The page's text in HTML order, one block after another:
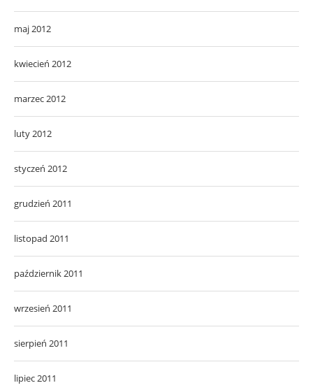
maj 2012
kwiecień 2012
marzec 2012
luty 2012
styczeń 2012
grudzień 2011
listopad 2011
październik 2011
wrzesień 2011
sierpień 2011
lipiec 2011